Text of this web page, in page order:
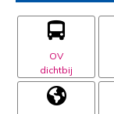
OV
dichtbij